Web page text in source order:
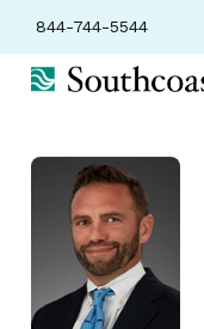
844-744-5544